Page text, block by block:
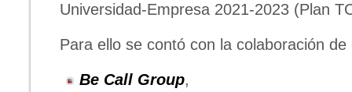
Universidad-Empresa 2021-2023 (Plan
Para ello se contó con la colaboración
Be Call Group,